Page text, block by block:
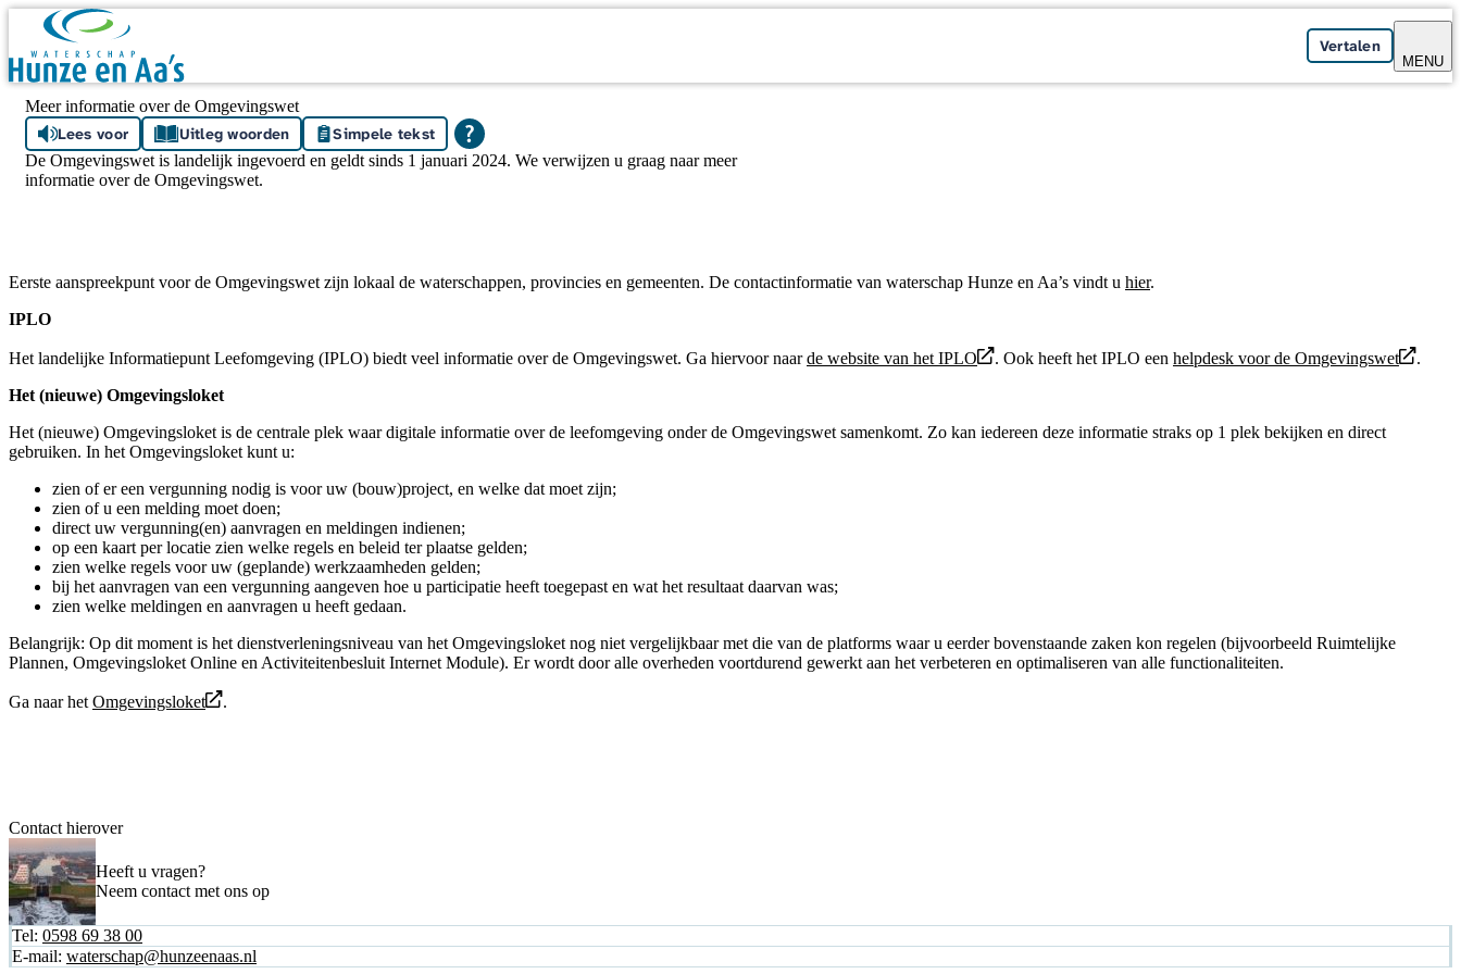
Skip navigation
Vertalen
MENU
Meer informatie over de Omgevingswet
Lees voor Uitleg woorden Simpele tekst
De Omgevingswet is landelijk ingevoerd en geldt sinds 1 januari 2024. We verwijzen u graag naar meer
informatie over de Omgevingswet.
Eerste aanspreekpunt voor de Omgevingswet zijn lokaal de waterschappen, provincies en gemeenten. De contactinformatie van waterschap Hunze en Aa’s vindt u hier.
IPLO
Het landelijke Informatiepunt Leefomgeving (IPLO) biedt veel informatie over de Omgevingswet. Ga hiervoor naarde website van het IPLO . Ook heeft het IPLO een helpdesk voor de Omgevingswet
.
Het (nieuwe) Omgevingsloket
Het (nieuwe) Omgevingsloket is de centrale plek waar digitale informatie over de leefomgeving onder de Omgevingswet samenkomt. Zo kan iedereen deze informatie straks op 1 plek bekijken en direct
gebruiken. In het Omgevingsloket kunt u:
zien of er een vergunning nodig is voor uw (bouw)project, en welke dat moet zijn;
zien of u een melding moet doen;
direct uw vergunning(en) aanvragen en meldingen indienen;
op een kaart per locatie zien welke regels en beleid ter plaatse gelden;
zien welke regels voor uw (geplande) werkzaamheden gelden;
bij het aanvragen van een vergunning aangeven hoe u participatie heeft toegepast en wat het resultaat daarvan was;
zien welke meldingen en aanvragen u heeft gedaan.
Belangrijk: Op dit moment is het dienstverleningsniveau van het Omgevingsloket nog niet vergelijkbaar met die van de platforms waar u eerder bovenstaande zaken kon regelen (bijvoorbeeld Ruimtelijke
Plannen, Omgevingsloket Online en Activiteitenbesluit Internet Module). Er wordt door alle overheden voortdurend gewerkt aan het verbeteren en optimaliseren van alle functionaliteiten.
Ga naar het Omgevingsloket .
Contact hierover
Heeft u vragen?
Neem contact met ons op
Tel: 0598 69 38 00
E-mail: waterschap@hunzeenaas.nl